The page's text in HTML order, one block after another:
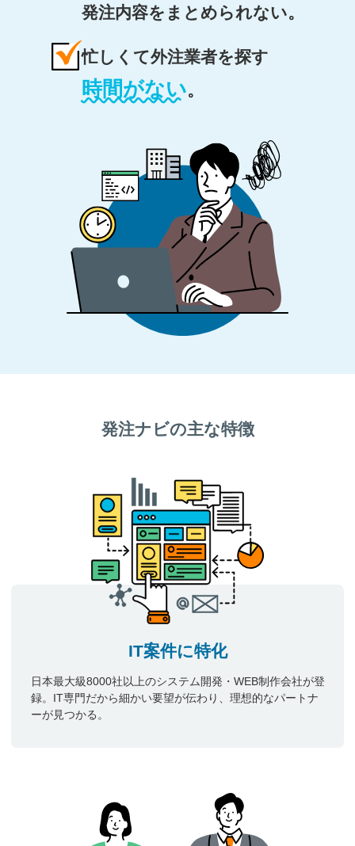
発注内容をまとめられない。
忙しくて外注業者を探す
時間がない。
発注ナビの主な特徴
IT案件に特化
日本最大級8000社以上のシステム開発・WEB制作会社が登
録。IT専門だから細かい要望が伝わり、理想的なパートナ
ーが見つかる。